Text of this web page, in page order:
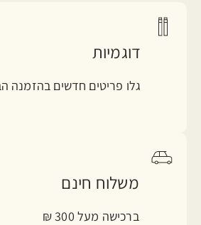
דוגמיות
גלו פריטים חדשים בהזמנה
משלוח חינם
ברכישה מעל 300 ₪